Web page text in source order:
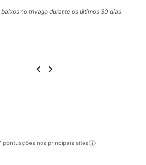
no trivago durante os últimos 30 dias
pontuações nos principais sites